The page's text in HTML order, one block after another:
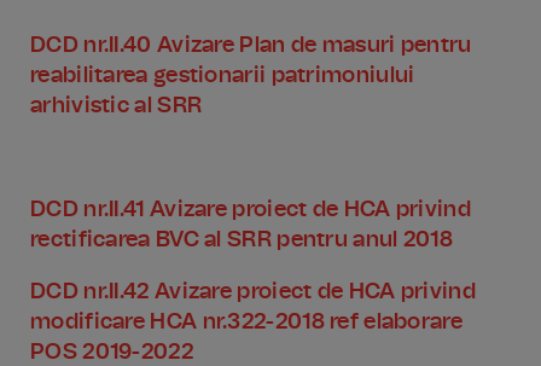
DCD nr.II.40 Avizare Plan de masuri pentru
reabilitarea gestionarii patrimoniului
arhivistic al SRR
DCD nr.II.41 Avizare proiect de HCA privind
rectificarea BVC al SRR pentru anul 2018
DCD nr.II.42 Avizare proiect de HCA privind
modificare HCA nr.322-2018 ref elaborare
POS 2019-2022